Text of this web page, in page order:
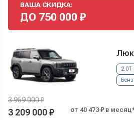
ВАША СКИДКА:
ДО 750 000 ₽
2.0T
3 959 000 ₽
3 209 000 ₽ от 40 473 ₽ в